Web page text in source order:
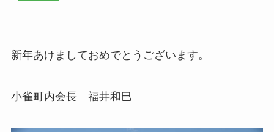
新年あけましておめでとうございます。
小雀町内会長 福井和巳